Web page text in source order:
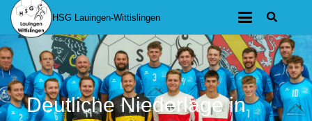
HSG Lauingen-Wittislingen
Deutliche Niederlage in